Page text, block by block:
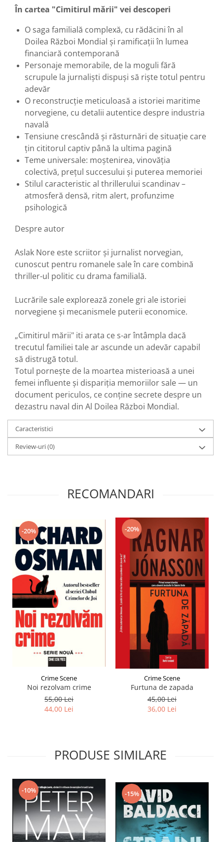
În cartea "Cimitirul mării" vei descoperi
O saga familială complexă, cu rădăcini în al
Doilea Război Mondial și ramificații în lumea
financiară contemporană
Personaje memorabile, de la moguli fără
scrupule la jurnaliști dispuși să riște totul pentru
adevăr
O reconstrucție meticuloasă a istoriei maritime
norvegiene, cu detalii autentice despre industria
navală
Tensiune crescândă și răsturnări de situație care
țin cititorul captiv până la ultima pagină
Teme universale: moștenirea, vinovăția
colectivă, prețul succesului și puterea memoriei
Stilul caracteristic al thrillerului scandinav –
atmosferă densă, ritm alert, profunzime
psihologică
Despre autor
Aslak Nore este scriitor și jurnalist norvegian,
cunoscut pentru romanele sale în care combină
thriller-ul politic cu drama familială.
Lucrările sale explorează zonele gri ale istoriei
norvegiene și mecanismele puterii economice.
„Cimitirul mării" iti arata ce s-ar întâmpla dacă
trecutul familiei tale ar ascunde un adevăr capabil
să distrugă totul.
Totul pornește de la moartea misterioasă a unei
femei influente și dispariția memoriilor sale — un
document periculos, ce conține secrete despre un
dezastru naval din Al Doilea Război Mondial.
Caracteristici
Review-uri(0)
RECOMANDARI
-20%
Crime Scene
Noi rezolvam crime
55,00 Lei
44,00 Lei
-20%
Crime Scene
Furtuna de zapada
45,00 Lei
36,00 Lei
PRODUSE SIMILARE
-10% -15%